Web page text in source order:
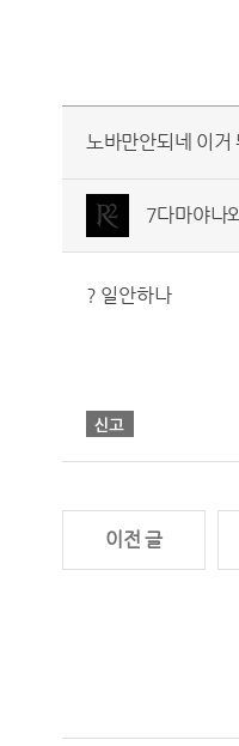
노바만안되네 이거
7다마야나
? 일안하나
이전 글